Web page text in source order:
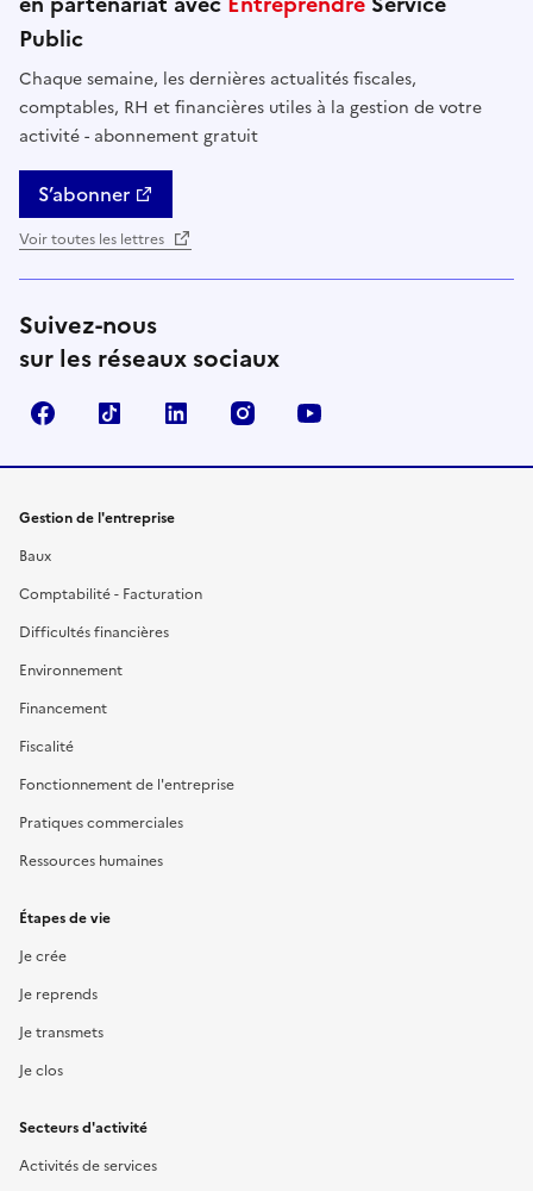
Public
Chaque semaine, les dernières actualités fiscales,
comptables, RH et financières utiles à la gestion de votre
activité - abonnement gratuit
S’abonner
Voir toutes les lettres
Suivez-nous
sur les réseaux sociaux
FacebookTikTok Linkedin Instagram
Gestion de l'entreprise
Baux
Comptabilité - Facturation
Difficultés financières
Environnement
Financement
Fiscalité
Fonctionnement de l'entreprise
Pratiques commerciales
Ressources humaines
Étapes de vie
Je crée
Je reprends
Je transmets
Je clos
Secteurs d'activité
Activités de services